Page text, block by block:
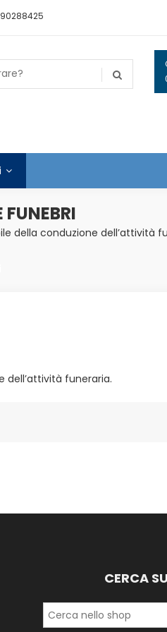
della conduzione dell’attività
dell’attività funeraria.
CERCA